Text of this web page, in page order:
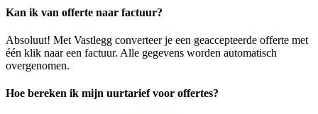
Kan ik van offerte naar factuur?
Absoluut! Met Vastlegg converteer je een geaccepteerde offerte met
één klik naar een factuur. Alle gegevens worden automatisch
overgenomen.
Hoe bereken ik mijn uurtarief voor offertes?